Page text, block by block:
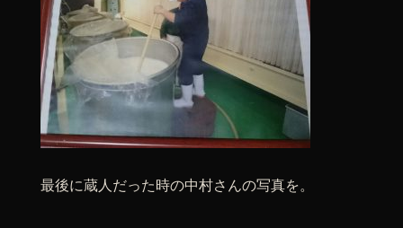
最後に蔵人だった時の中村さんの写真を。